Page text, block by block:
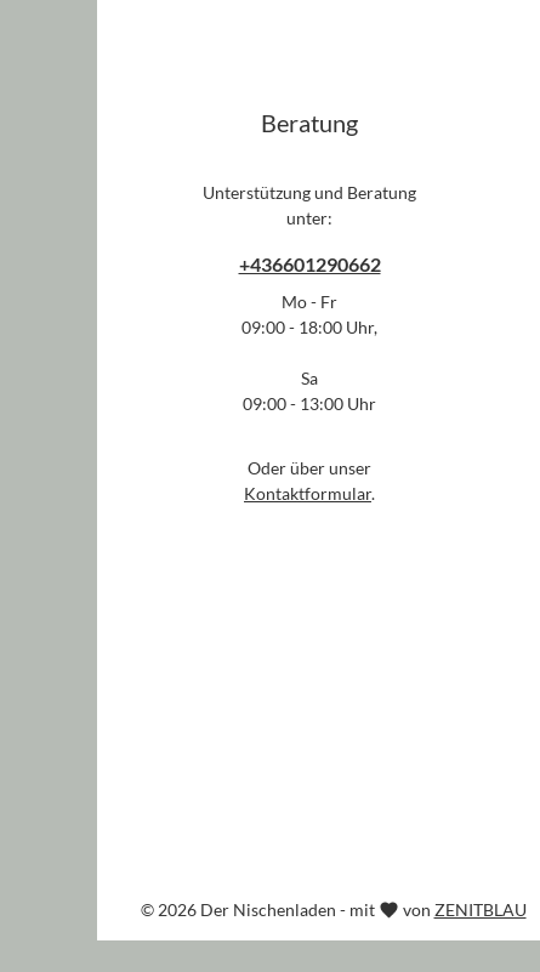
Beratung
Unterstützung und Beratung
unter:
+436601290662
Mo - Fr
09:00 - 18:00 Uhr,
Sa
09:00 - 13:00 Uhr
Oder über unser
Kontaktformular.
© 2026 Der Nischenladen - mit von ZENITBLAU